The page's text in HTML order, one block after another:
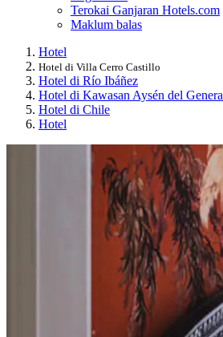
Terokai Ganjaran Hotels.com
Maklum balas
Hotel
Hotel di Villa Cerro Castillo
Hotel di Río Ibáñez
Hotel di Kawasan Aysén del
Hotel di Chile
Hotel